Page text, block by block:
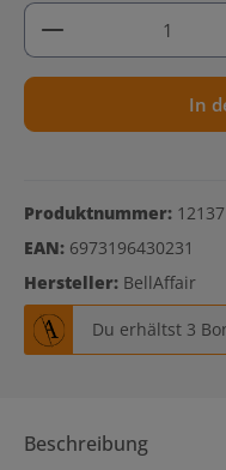
Produkt Anzahl:
In
Produktnummer: 12137
EAN: 6973196430231
Hersteller: BellAffair
Du erhältst 3
Beschreibung